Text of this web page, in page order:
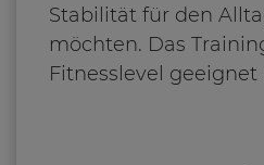
Stabilität für den
möchten. Das
Fitnesslevel geeignet